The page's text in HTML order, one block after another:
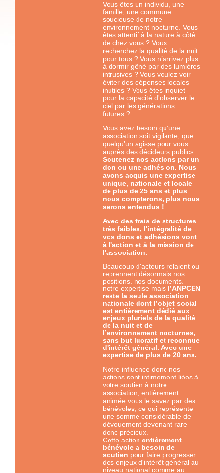
Vous êtes un individu, une
famille, une commune
soucieuse de notre
environnement nocturne. Vous
êtes attentif à la nature à côté
de chez vous ? Vous
recherchez la qualité de la nuit
pour tous ? Vous n’arrivez plus
à dormir gêné par des lumières
intrusives ? Vous voulez voir
éviter des dépenses locales
inutiles ? Vous êtes inquiet
pour la capacité d'observer le
ciel par les générations
futures ?
Vous avez besoin qu’une
association soit vigilante, que
quelqu’un agisse pour vous
auprès des décideurs publics.
Soutenez nos actions par un
don ou une adhésion. Nous
avons acquis une expertise
unique, nationale et locale,
de plus de 25 ans et plus
nous compterons, plus nous
serons entendus !
Avec des frais de structures
très faibles, l'intégralité de
vos dons et adhésions vont
à l'action et à la mission de
l'association.
Beaucoup d'acteurs relaient ou
reprennent désormais nos
positions, nos documents,
notre expertise mais l’ANPCEN
reste la seule association
nationale dont l’objet social
est entièrement dédié aux
enjeux pluriels de la qualité
de la nuit et de
l’environnement nocturnes,
sans but lucratif et reconnue
d'intérêt général. Avec une
expertise de plus de 20 ans.
Notre influence donc nos
actions sont intimement liées à
votre soutien à notre
association, entièrement
animée vous le savez par des
bénévoles, ce qui représente
une somme considérable de
dévouement devenant rare
donc précieux.
Cette action entièrement
bénévole a besoin de
soutien pour faire progresser
des enjeux d'intérêt général au
niveau national comme au